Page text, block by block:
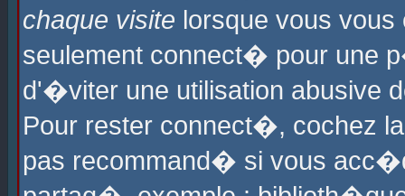
chaque visite lorsque vous
seulement connect� pour une
d'�viter une utilisation abusive
Pour rester connect�, cochez
pas recommand� si vous